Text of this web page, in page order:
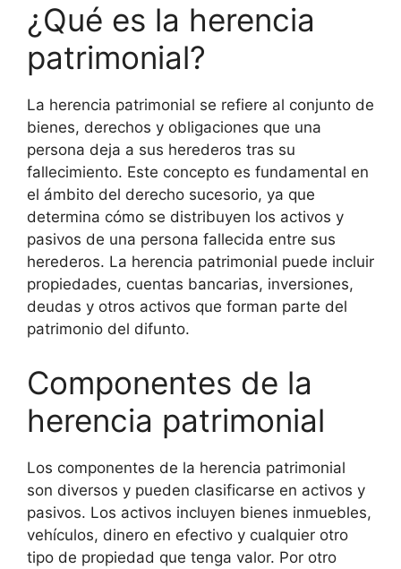
¿Qué es la herencia
patrimonial?
La herencia patrimonial se refiere al conjunto de
bienes, derechos y obligaciones que una
persona deja a sus herederos tras su
fallecimiento. Este concepto es fundamental en
el ámbito del derecho sucesorio, ya que
determina cómo se distribuyen los activos y
pasivos de una persona fallecida entre sus
herederos. La herencia patrimonial puede incluir
propiedades, cuentas bancarias, inversiones,
deudas y otros activos que forman parte del
patrimonio del difunto.
Componentes de la
herencia patrimonial
Los componentes de la herencia patrimonial
son diversos y pueden clasificarse en activos y
pasivos. Los activos incluyen bienes inmuebles,
vehículos, dinero en efectivo y cualquier otro
tipo de propiedad que tenga valor. Por otro